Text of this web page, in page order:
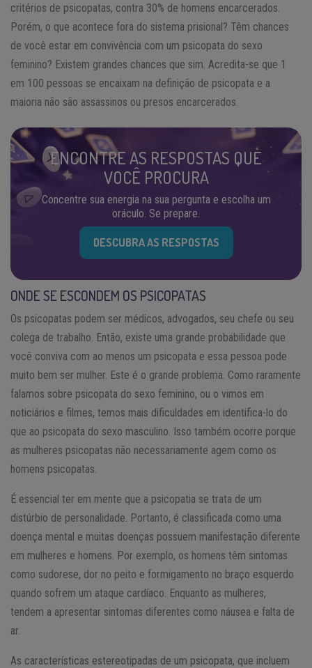
critérios de psicopatas, contra 30% de homens encarcerados.
Porém, o que acontece fora do sistema prisional? Têm chances
de você estar em convivência com um psicopata do sexo
feminino? Existem grandes chances que sim. Acredita-se que 1
em 100 pessoas se encaixam na definição de psicopata e a
maioria não são assassinos ou presos encarcerados.
ENCONTRE AS RESPOSTAS QUE
VOCÊ PROCURA
Concentre sua energia na sua pergunta e escolha um
oráculo. Se prepare.
DESCUBRA AS RESPOSTAS
ONDE SE ESCONDEM OS PSICOPATAS
Os psicopatas podem ser médicos, advogados, seu chefe ou seu
colega de trabalho. Então, existe uma grande probabilidade que
você conviva com ao menos um psicopata e essa pessoa pode
muito bem ser mulher. Este é o grande problema. Como raramente
falamos sobre psicopata do sexo feminino, ou o vimos em
noticiários e filmes, temos mais dificuldades em identifica-lo do
que ao psicopata do sexo masculino. Isso também ocorre porque
as mulheres psicopatas não necessariamente agem como os
homens psicopatas.
É essencial ter em mente que a psicopatia se trata de um
distúrbio de personalidade. Portanto, é classificada como uma
doença mental e muitas doenças possuem manifestação diferente
em mulheres e homens. Por exemplo, os homens têm sintomas
como sudorese, dor no peito e formigamento no braço esquerdo
quando sofrem um ataque cardíaco. Enquanto as mulheres,
tendem a apresentar sintomas diferentes como náusea e falta de
ar.
As características estereotipadas de um psicopata, que incluem